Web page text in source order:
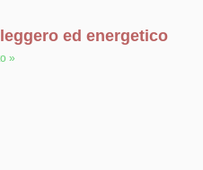
ed energetico
»